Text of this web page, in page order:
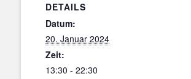
DETAILS
Datum:
20. Januar 2024
Zeit:
13:30 - 22:30